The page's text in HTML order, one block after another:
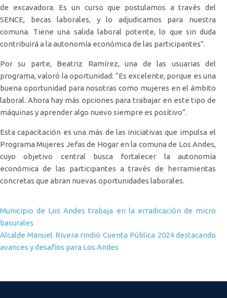
de excavadora. Es un curso que postulamos a través del
SENCE, becas laborales, y lo adjudicamos para nuestra
comuna. Tiene una salida laboral potente, lo que sin duda
contribuirá a la autonomía económica de las participantes”.
Por su parte, Beatriz Ramírez, una de las usuarias del
programa, valoró la oportunidad: “Es excelente, porque es una
buena oportunidad para nosotras como mujeres en el ámbito
laboral. Ahora hay más opciones para trabajar en este tipo de
máquinas y aprender algo nuevo siempre es positivo”.
Esta capacitación es una más de las iniciativas que impulsa el
Programa Mujeres Jefas de Hogar en la comuna de Los Andes,
cuyo objetivo central busca fortalecer la autonomía
económica de las participantes a través de herramientas
concretas que abran nuevas oportunidades laborales.
Navegación de entradas
Municipio de Los Andes trabaja en la erradicación de micro
basurales
Alcalde Manuel Rivera rindió Cuenta Pública 2024 destacando
avances y desafíos para Los Andes